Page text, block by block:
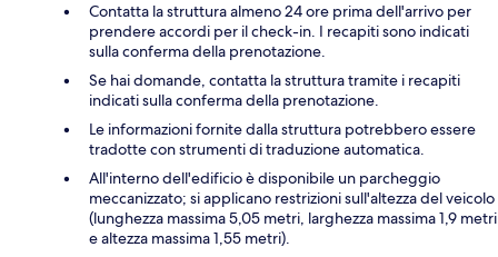
Contatta la struttura almeno 24 ore prima dell'arrivo per
prendere accordi per il check-in. I recapiti sono indicati
sulla conferma della prenotazione.
Se hai domande, contatta la struttura tramite i recapiti
indicati sulla conferma della prenotazione.
Le informazioni fornite dalla struttura potrebbero essere
tradotte con strumenti di traduzione automatica.
All'interno dell'edificio è disponibile un parcheggio
meccanizzato; si applicano restrizioni sull'altezza del veicolo
(lunghezza massima 5,05 metri, larghezza massima 1,9 metri
e altezza massima 1,55 metri).